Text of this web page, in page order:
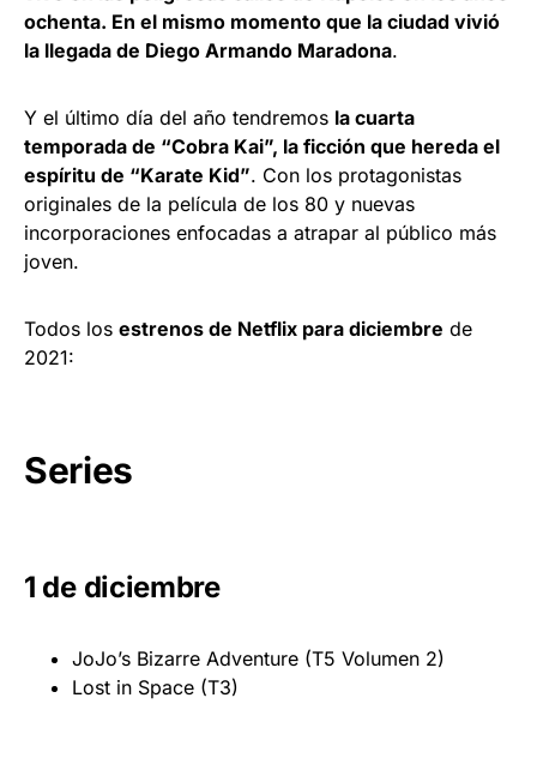
ochenta. En el mismo momento que la ciudad vivió
la llegada de Diego Armando Maradona.
Y el último día del año tendremos la cuarta
temporada de “Cobra Kai”, la ficción que hereda el
espíritu de “Karate Kid”. Con los protagonistas
originales de la película de los 80 y nuevas
incorporaciones enfocadas a atrapar al público más
joven.
Todos los estrenos de Netflix para diciembre de
2021:
Series
1 de diciembre
JoJo’s Bizarre Adventure (T5 Volumen 2)
Lost in Space (T3)